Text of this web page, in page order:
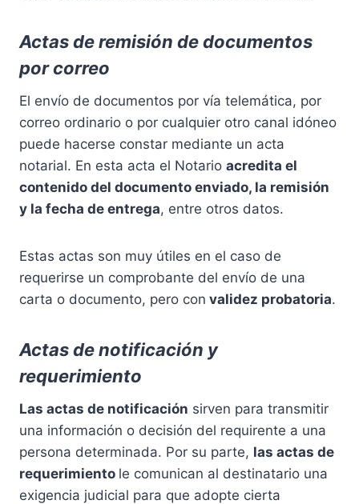
Actas de remisión de documentos
por correo
El envío de documentos por vía telemática, por
correo ordinario o por cualquier otro canal idóneo
puede hacerse constar mediante un acta
notarial. En esta acta el Notario acredita el
contenido del documento enviado, la remisión
y la fecha de entrega, entre otros datos.
Estas actas son muy útiles en el caso de
requerirse un comprobante del envío de una
carta o documento, pero con validez probatoria.
Actas de notificación y
requerimiento
Las actas de notificación sirven para transmitir
una información o decisión del requirente a una
persona determinada. Por su parte, las actas de
requerimiento le comunican al destinatario una
exigencia judicial para que adopte cierta